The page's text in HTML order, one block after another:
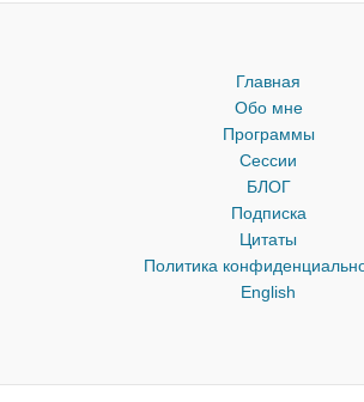
Главная
Обо мне
Программы
Сессии
БЛОГ
Подписка
Цитаты
Политика
English